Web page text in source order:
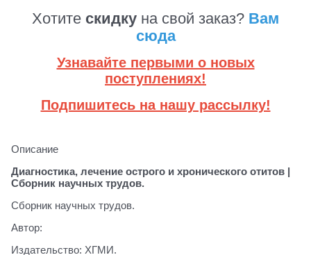
Хотите скидку на свой заказ? Вам
сюда
Узнавайте первыми о новых
поступлениях!
Подпишитесь на нашу рассылку!
Описание
Диагностика, лечение острого и хронического отитов |
Сборник научных трудов.
Сборник научных трудов.
Автор:
Издательство: ХГМИ.